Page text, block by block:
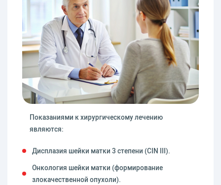
Показаниями к хирургическому лечению
являются:
Дисплазия шейки матки 3 степени (CIN III).
Онкология шейки матки (формирование
злокачественной опухоли).